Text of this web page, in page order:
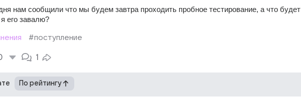
нам сообщили что мы будем завтра проходить пробное тестирование, а что будет
его завалю?
#поступление
1
По рейтингу